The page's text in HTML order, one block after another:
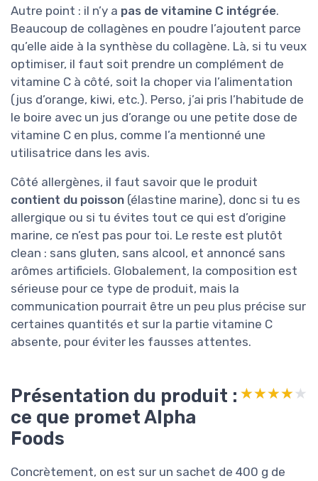
Autre point : il n’y a pas de vitamine C intégrée.
Beaucoup de collagènes en poudre l’ajoutent parce
qu’elle aide à la synthèse du collagène. Là, si tu veux
optimiser, il faut soit prendre un complément de
vitamine C à côté, soit la choper via l’alimentation
(jus d’orange, kiwi, etc.). Perso, j’ai pris l’habitude de
le boire avec un jus d’orange ou une petite dose de
vitamine C en plus, comme l’a mentionné une
utilisatrice dans les avis.
Côté allergènes, il faut savoir que le produit
contient du poisson (élastine marine), donc si tu es
allergique ou si tu évites tout ce qui est d’origine
marine, ce n’est pas pour toi. Le reste est plutôt
clean : sans gluten, sans alcool, et annoncé sans
arômes artificiels. Globalement, la composition est
sérieuse pour ce type de produit, mais la
communication pourrait être un peu plus précise sur
certaines quantités et sur la partie vitamine C
absente, pour éviter les fausses attentes.
Présentation du produit :
ce que promet Alpha
Foods
★★★★★
★★★★★
Concrètement, on est sur un sachet de 400 g de